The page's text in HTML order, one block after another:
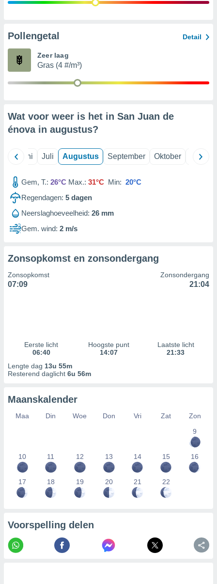
Pollengetal Detail
Zeer laag
Gras (4 #/m³)
Wat voor weer is het in San Juan de
énova in augustus?
Juni Juli Augustus September Oktober
Gem, T.: 26°C Max.: 31°C Min: 20°C
Regendagen: 5 dagen
Neerslaghoeveelheid: 26 mm
Gem. wind: 2 m/s
Zonsopkomst en zonsondergang
Zonsopkomst
07:09
Zonsondergang
21:04
Eerste licht
06:40
Hoogste punt
14:07
Laatste licht
21:33
Lengte dag 13u 55m
Resterend daglicht 6u 56m
Maanskalender
Maa Din Woe Don Vri Zat
Zon
9
10 11 12 13 14 15 16
17 18 19 20 21 22
Voorspelling delen